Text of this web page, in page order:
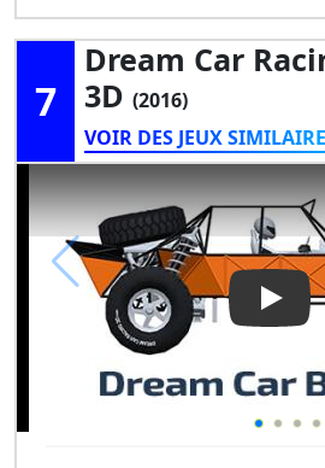
7
Dream Car
3D (2016)
VOIR DES JEUX
Play